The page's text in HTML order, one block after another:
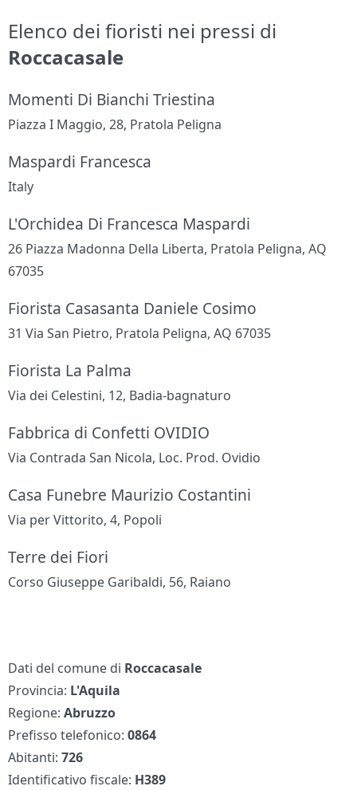
Elenco dei fioristi nei pressi di
Roccacasale
Momenti Di Bianchi Triestina
Piazza I Maggio, 28, Pratola Peligna
Maspardi Francesca
Italy
L'Orchidea Di Francesca Maspardi
26 Piazza Madonna Della Liberta, Pratola Peligna, AQ
67035
Fiorista Casasanta Daniele Cosimo
31 Via San Pietro, Pratola Peligna, AQ 67035
Fiorista La Palma
Via dei Celestini, 12, Badia-bagnaturo
Fabbrica di Confetti OVIDIO
Via Contrada San Nicola, Loc. Prod. Ovidio
Casa Funebre Maurizio Costantini
Via per Vittorito, 4, Popoli
Terre dei Fiori
Corso Giuseppe Garibaldi, 56, Raiano
Dati del comune di Roccacasale
Provincia: L'Aquila
Regione:Abruzzo
Prefisso telefonico:0864
Abitanti:726
Identificativo fiscale: H389